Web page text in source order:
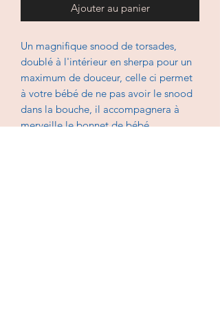
Ajouter au panier
Un magnifique snood de torsades,
doublé à l'intérieur en sherpa pour un
maximum de douceur, celle ci permet
à votre bébé de ne pas avoir le snood
dans la bouche, il accompagnera à
merveille le bonnet de bébé.